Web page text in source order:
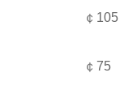
￠105
￠75